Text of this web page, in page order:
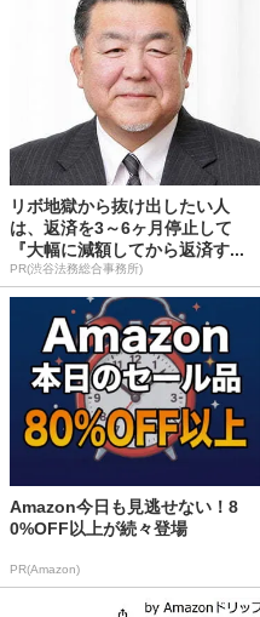
リボ地獄から抜け出したい人
は、返済を3～6ヶ月停止して
『大幅に減額してから返済す...
PR(渋谷法務総合事務所)
Amazon今日も見逃せない！8
0%OFF以上が続々登場
PR(Amazon)